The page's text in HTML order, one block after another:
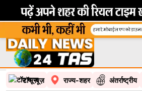
टॉप न्यूज़ राज्य-शहर अंतर्राष्ट्रीय